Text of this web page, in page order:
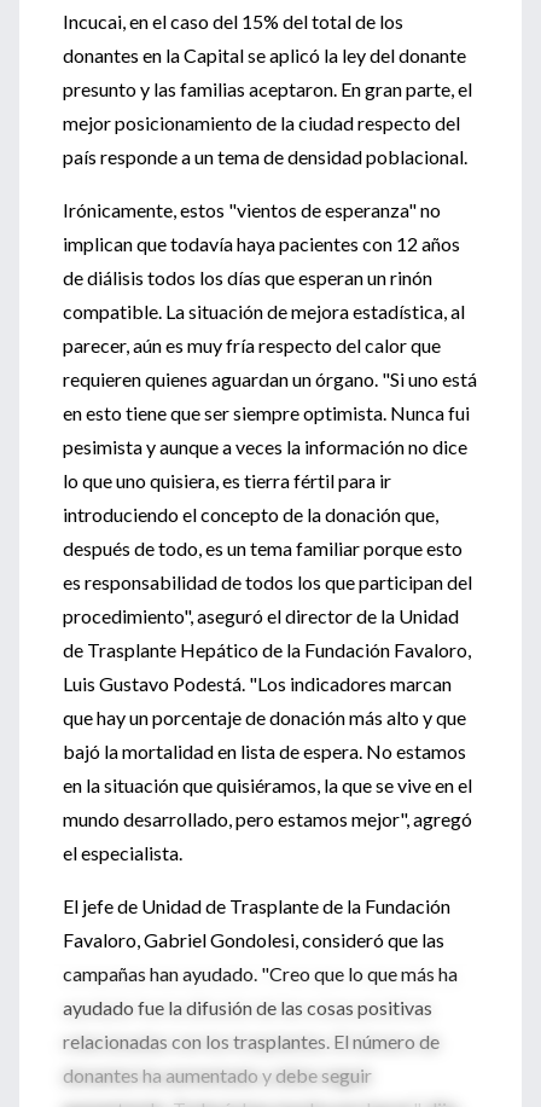
Incucai, en el caso del 15% del total de los
donantes en la Capital se aplicó la ley del donante
presunto y las familias aceptaron. En gran parte, el
mejor posicionamiento de la ciudad respecto del
país responde a un tema de densidad poblacional.
Irónicamente, estos "vientos de esperanza" no
implican que todavía haya pacientes con 12 años
de diálisis todos los días que esperan un rinón
compatible. La situación de mejora estadística, al
parecer, aún es muy fría respecto del calor que
requieren quienes aguardan un órgano. "Si uno está
en esto tiene que ser siempre optimista. Nunca fui
pesimista y aunque a veces la información no dice
lo que uno quisiera, es tierra fértil para ir
introduciendo el concepto de la donación que,
después de todo, es un tema familiar porque esto
es responsabilidad de todos los que participan del
procedimiento", aseguró el director de la Unidad
de Trasplante Hepático de la Fundación Favaloro,
Luis Gustavo Podestá. "Los indicadores marcan
que hay un porcentaje de donación más alto y que
bajó la mortalidad en lista de espera. No estamos
en la situación que quisiéramos, la que se vive en el
mundo desarrollado, pero estamos mejor", agregó
el especialista.
El jefe de Unidad de Trasplante de la Fundación
Favaloro, Gabriel Gondolesi, consideró que las
campañas han ayudado. "Creo que lo que más ha
ayudado fue la difusión de las cosas positivas
relacionadas con los trasplantes. El número de
donantes ha aumentado y debe seguir